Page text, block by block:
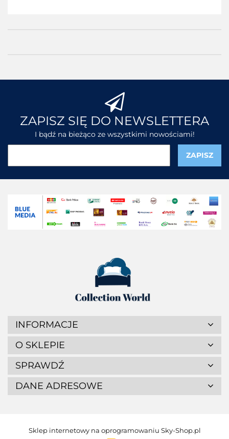
ZAPISZ SIĘ DO NEWSLETTERA
I bądź na bieżąco ze wszystkimi nowościami!
INFORMACJE
O SKLEPIE
SPRAWDŹ
DANE ADRESOWE
Sklep internetowy na oprogramowaniu Sky-Shop.pl